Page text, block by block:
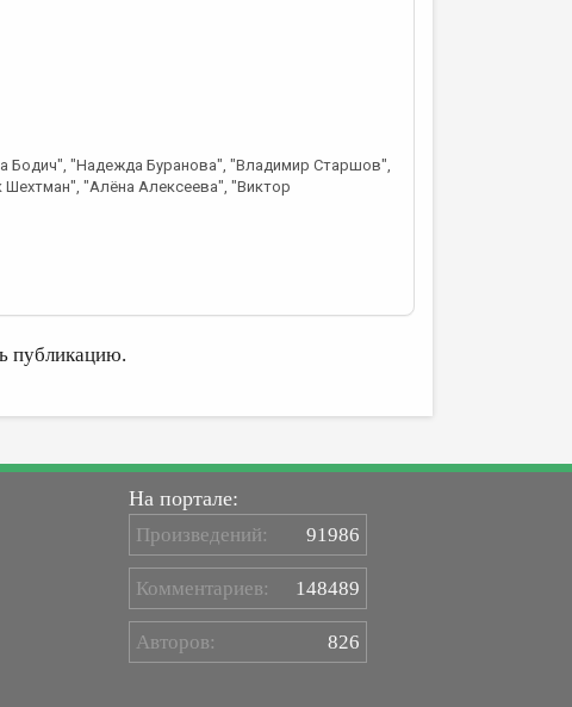
Бодич", "Надежда Буранова", "Владимир Старшов",
"Алёна Алексеева", "Виктор
публикацию.
На портале:
Произведений: 91986
Комментариев: 148489
Авторов: 826